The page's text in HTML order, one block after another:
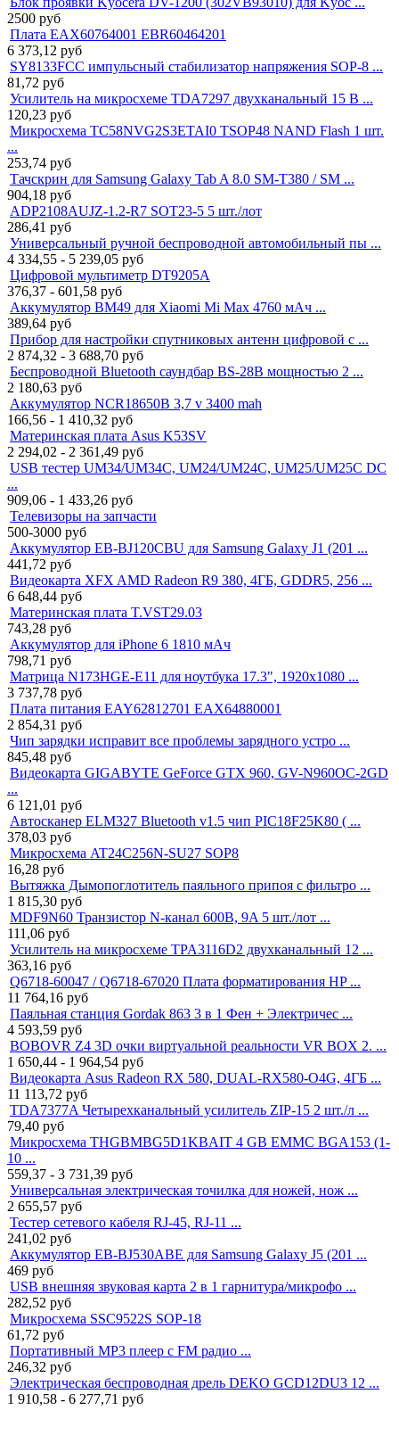
2500 руб
Плата EAX60764001 EBR60464201
6 373,12 руб
SY8133FCC импульсный стабилизатор напряжения SOP-8 ...
81,72 руб
Усилитель на микросхеме TDA7297 двухканальный 15 В ...
120,23 руб
Микросхема TC58NVG2S3ETAI0 TSOP48 NAND Flash 1 шт.
...
253,74 руб
Тачскрин для Samsung Galaxy Tab A 8.0 SM-T380 / SM ...
904,18 руб
ADP2108AUJZ-1.2-R7 SOT23-5 5 шт./лот
286,41 руб
Универсальный ручной беспроводной автомобильный пы ...
4 334,55 - 5 239,05 руб
Цифровой мультиметр DT9205A
376,37 - 601,58 руб
Аккумулятор BM49 для Xiaomi Mi Max 4760 мАч ...
389,64 руб
Прибор для настройки спутниковых антенн цифровой с ...
2 874,32 - 3 688,70 руб
Беспроводной Bluetooth саундбар BS-28B мощностью 2 ...
2 180,63 руб
Аккумулятор NCR18650B 3,7 v 3400 mah
166,56 - 1 410,32 руб
Материнская плата Asus K53SV
2 294,02 - 2 361,49 руб
USB тестер UM34/UM34C, UM24/UM24C, UM25/UM25C DC
...
909,06 - 1 433,26 руб
Телевизоры на запчасти
500-3000 руб
Аккумулятор EB-BJ120CBU для Samsung Galaxy J1 (201 ...
441,72 руб
Видеокарта XFX AMD Radeon R9 380, 4ГБ, GDDR5, 256 ...
6 648,44 руб
Материнская плата T.VST29.03
743,28 руб
Аккумулятор для iPhone 6 1810 мАч
798,71 руб
Матрица N173HGE-E11 для ноутбука 17.3", 1920x1080 ...
3 737,78 руб
Плата питания EAY62812701 EAX64880001
2 854,31 руб
Чип зарядки исправит все проблемы зарядного устро ...
845,48 руб
Видеокарта GIGABYTE GeForce GTX 960, GV-N960OC-2GD
...
6 121,01 руб
Автосканер ELM327 Bluetooth v1.5 чип PIC18F25K80 ( ...
378,03 руб
Микросхема AT24C256N-SU27 SOP8
16,28 руб
Вытяжка Дымопоглотитель паяльного припоя с фильтро ...
1 815,30 руб
MDF9N60 Транзистор N-канал 600В, 9A 5 шт./лот ...
111,06 руб
Усилитель на микросхеме TPA3116D2 двухканальный 12 ...
363,16 руб
Q6718-60047 / Q6718-67020 Плата форматирования HP ...
11 764,16 руб
Паяльная станция Gordak 863 3 в 1 Фен + Электричес ...
4 593,59 руб
BOBOVR Z4 3D очки виртуальной реальности VR BOX 2. ...
1 650,44 - 1 964,54 руб
Видеокарта Asus Radeon RX 580, DUAL-RX580-O4G, 4ГБ ...
11 113,72 руб
TDA7377A Четырехканальный усилитель ZIP-15 2 шт./л ...
79,40 руб
Микросхема THGBMBG5D1KBAIT 4 GB EMMC BGA153 (1-
10 ...
559,37 - 3 731,39 руб
Универсальная электрическая точилка для ножей, нож ...
2 655,57 руб
Тестер сетевого кабеля RJ-45, RJ-11 ...
241,02 руб
Аккумулятор EB-BJ530ABE для Samsung Galaxy J5 (201 ...
469 руб
USB внешняя звуковая карта 2 в 1 гарнитура/микрофо ...
282,52 руб
Микросхема SSC9522S SOP-18
61,72 руб
Портативный MP3 плеер с FM радио ...
246,32 руб
Электрическая беспроводная дрель DEKO GCD12DU3 12 ...
1 910,58 - 6 277,71 руб